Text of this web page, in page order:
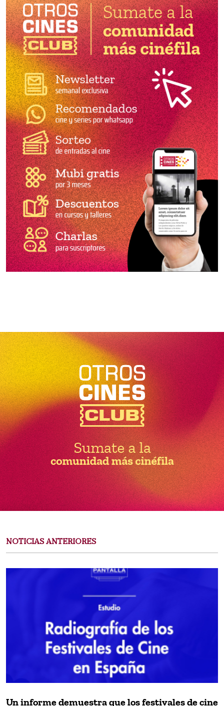
NOTICIAS ANTERIORES
Un informe demuestra que los festivales de cine